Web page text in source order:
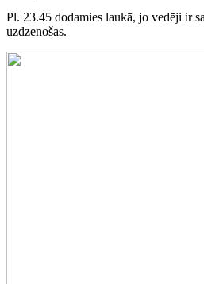
Pl. 23.45 dodamies laukā, jo vedēji ir
uzdzenošas.